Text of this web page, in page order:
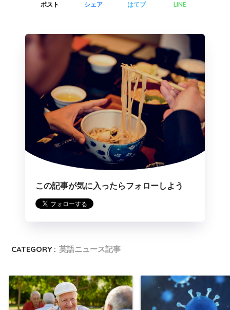
ポスト シェア はてブ LINE
この記事が気に入ったらフォローしよう
CATEGORY : 英語ニュース記事